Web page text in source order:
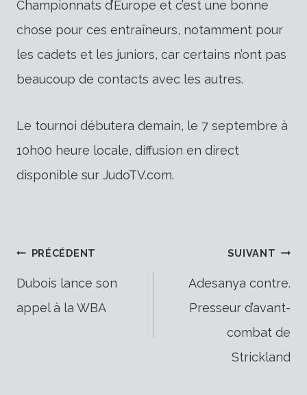
Championnats d’Europe et c’est une bonne
chose pour ces entraîneurs, notamment pour
les cadets et les juniors, car certains n’ont pas
beaucoup de contacts avec les autres.
Le tournoi débutera demain, le 7 septembre à
10h00 heure locale, diffusion en direct
disponible sur JudoTV.com.
Navigation
PRÉCÉDENT
Dubois lance son
appel à la WBA
SUIVANT
Adesanya contre.
Presseur d’avant-
combat de
Strickland